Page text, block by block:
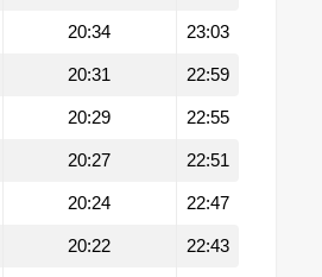
20:34 23:03
20:31 22:59
20:29 22:55
20:27 22:51
20:24 22:47
20:22 22:43